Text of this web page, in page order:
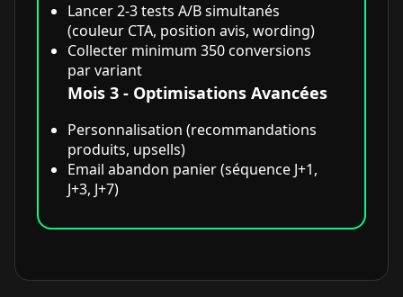
Lancer 2-3 tests A/B simultanés
(couleur CTA, position avis, wording)
Collecter minimum 350 conversions
par variant
Mois 3 - Optimisations Avancées
Personnalisation (recommandations
produits, upsells)
Email abandon panier (séquence J+1,
J+3, J+7)